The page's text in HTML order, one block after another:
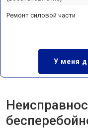
Ремонт силовой части
У меня